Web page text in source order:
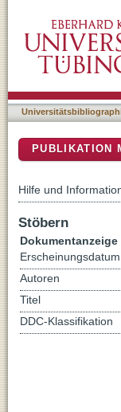
PUBLIKATION
Hilfe und
Stöbern
Dokumentanzeige
Erscheinungsdatum
Autoren
Titel
DDC-Klassifikation